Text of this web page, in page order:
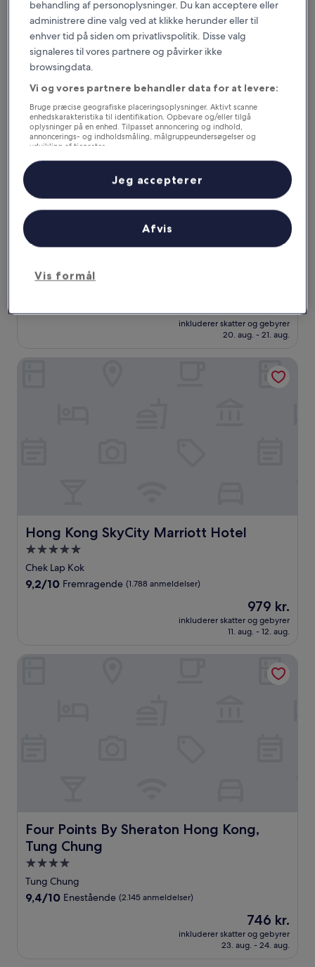
10,
Fantastisk,
(1.002
anmeldelser)
Prisen
er
788 kr.
inkluderer skatter og gebyrer
6. sep. - 7. sep.
Regal Airport Hotel
Regal Airport Hotel
stjernet
overnatningssted
Chek Lap Kok
8.2
af
anmeldelser)
er
969 kr.
969 kr.
inkluderer skatter og gebyrer
20. aug. - 21. aug.
Regal Airport Hotel
Hong Kong SkyCity Marriott Hotel
Hong Kong SkyCity Marriott Hotel
5.0-
stjernet
overnatningssted
Chek Lap Kok
9.2
anmeldelser)
9,2/10 Fremragende (1.788 anmeldelser)
Prisen
er
979 kr.
979 kr.
inkluderer skatter og gebyrer
11. aug. - 12. aug.
Four Points By Sheraton Hong Kong,
Tung Chung
Four Points By Sheraton Hong Kong, Tung Chung
4.0-
stjernet
overnatningssted
Tung Chung
9.4
9,4/10 Enestående (2.145 anmeldelser)
Prisen
er
746 kr.
746 kr.
inkluderer skatter og gebyrer
23. aug. - 24. aug.
behandling af personoplysninger. Du kan acceptere eller
administrere dine valg ved at klikke herunder eller til
enhver tid på siden om privatlivspolitik. Disse valg
signaleres til vores partnere og påvirker ikke
browsingdata.
Vi og vores partnere behandler data for at levere:
Bruge præcise geografiske placeringsoplysninger. Aktivt scanne
enhedskarakteristika til identifikation. Opbevare og/eller tilgå
oplysninger på en enhed. Tilpasset annoncering og indhold,
annoncerings- og indholdsmåling, målgruppeundersøgelser og
udvikling af tjenester.
Liste over partnere (leverandører)
Vis formål
Afvis
Jeg accepterer